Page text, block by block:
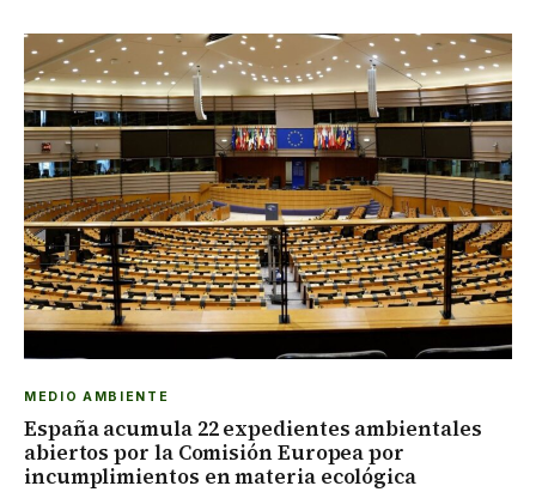
MEDIO AMBIENTE
España acumula 22 expedientes ambientales
abiertos por la Comisión Europea por
incumplimientos en materia ecológica